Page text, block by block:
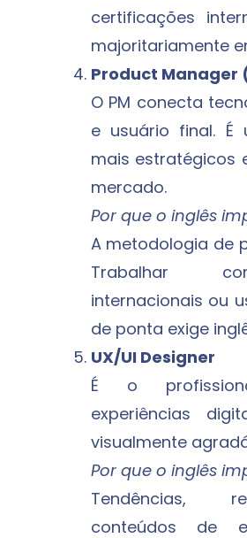
certificações
majoritariamente
Product Manager
O PM conecta
e usuário final. É
mais estratégicos
mercado.
Por que o inglês
A metodologia de
Trabalhar
internacionais ou
de ponta exige
UX/UI Designer
É o
experiências
visualmente
Por que o inglês
Tendências,
conteúdos de